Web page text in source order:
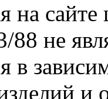
на
88 не
в
и